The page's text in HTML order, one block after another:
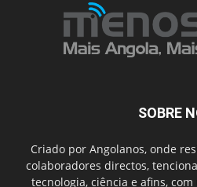
SOBRE
Criado por Angolanos, onde
colaboradores directos,
tecnologia, ciência e afins,